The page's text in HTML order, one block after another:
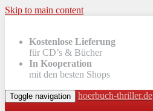
Skip to main content
Kostenlose Lieferung
für CD’s & Bücher
In Kooperation
mit den besten Shops
Toggle navigation hoerbuch-thriller.de